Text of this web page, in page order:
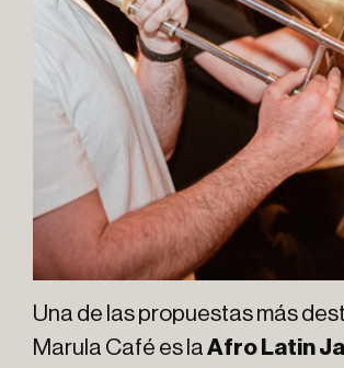
Una de las propuestas más
Marula Café es laAfro Latin